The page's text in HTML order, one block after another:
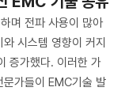
며 전파 사용이 많아
시스템 영향이 커지
증가했다. 이러한 가
가들이 EMC기술 발